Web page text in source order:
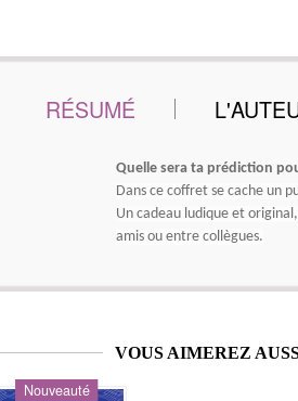
RÉSUMÉ
Quelle sera ta prédiction
Dans ce coffret se cache un
Un cadeau ludique et
amis ou entre collègues.
VOUS AIMEREZ
Nouveauté